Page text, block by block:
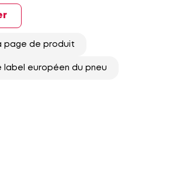
page de produit
label européen du pneu